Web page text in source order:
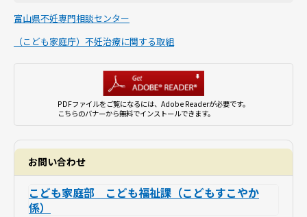
富山県不妊専門相談センター
（こども家庭庁）不妊治療に関する取組
PDFファイルをご覧になるには、Adobe Readerが必要です。
こちらのバナーから無料でインストールできます。
お問い合わせ
こども家庭部 こども福祉課（こどもすこやか
係）